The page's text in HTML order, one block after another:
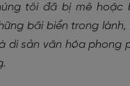
tôi đã bị mê hoặc
bãi biển trong lành,
di sản văn hóa phong